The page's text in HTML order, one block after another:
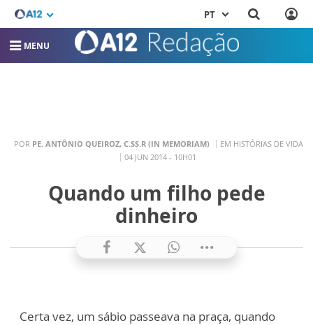
PT
MENU
POR PE. ANTÔNIO QUEIROZ, C.SS.R (IN MEMORIAM)
EM HISTÓRIAS DE VIDA
04 JUN 2014 - 10H01
Quando um filho pede
dinheiro
Certa vez, um sábio passeava na praça, quando